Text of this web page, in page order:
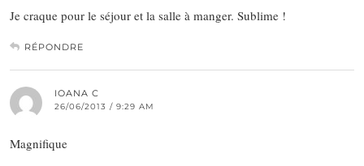
Je craque pour le séjour et la salle à manger. Sublime !
RÉPONDRE
IOANA C
26/06/2013 / 9:29 AM
Magnifique